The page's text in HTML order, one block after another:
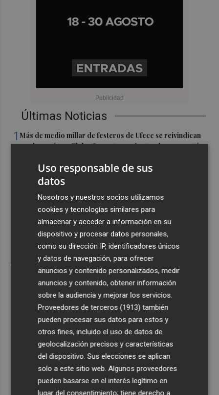
Últimas Noticias
1Más de medio millar de festeros de Ufece se reivindican
en el pregón en Elche: "se nota, se siente, el campo está
Cuenta atrás para el Rototom, un festival que hace de la
diversidad su "seña de identidad"
El centro de salud de Benetússer recibe un sello estatal
de calidad por su atención orientada a las personas
mayores
Cartagena avanza con la modernización de los
Bomberos e impulsa una Ordenanza de Incendios
El Tesoro cierra el martes las subastas de agosto con
una emisión de letras a tres y nueve meses
Uso responsable de sus
datos
Nosotros y nuestros socios utilizamos
cookies y tecnologías similares para
almacenar y acceder a información en su
dispositivo y procesar datos personales,
como su dirección IP, identificadores únicos
y datos de navegación, para ofrecer
anuncios y contenido personalizados, medir
anuncios y contenido, obtener información
sobre la audiencia y mejorar los servicios.
Proveedores de terceros (1913) también
pueden procesar sus datos para estos y
otros fines, incluido el uso de datos de
geolocalización precisos y características
del dispositivo. Sus elecciones se aplican
solo a este sitio web. Algunos proveedores
pueden basarse en el interés legítimo en
lugar del consentimiento; tiene derecho a